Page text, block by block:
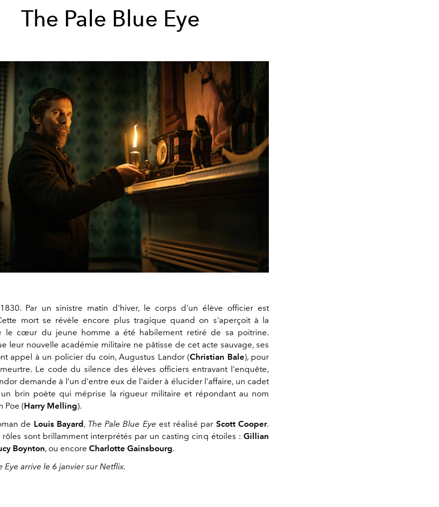
The Pale Blue Eye
Par un sinistre matin d'hiver, le corps d'un élève officier est
mort se révèle encore plus tragique quand on s'aperçoit à la
le cœur du jeune homme a été habilement retiré de sa poitrine.
leur nouvelle académie militaire ne pâtisse de cet acte sauvage, ses
appel à un policier du coin, Augustus Landor (Christian Bale), pour
Le code du silence des élèves officiers entravant l'enquête,
demande à l'un d'entre eux de l'aider à élucider l'affaire, un cadet
brin poète qui méprise la rigueur militaire et répondant au nom
Poe (Harry Melling).
de Louis Bayard , The Pale Blue Eye est réalisé par Scott Cooper.
rôles sont brillamment interprétés par un casting cinq étoiles : Gillian
Boynton, ou encore Charlotte Gainsbourg.
Eye arrive le 6 janvier sur Netflix.